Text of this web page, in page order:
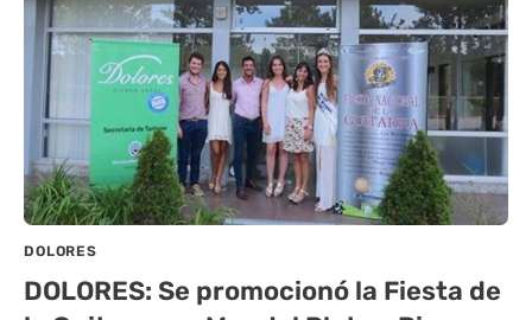
DOLORES
DOLORES: Se promocionó la Fiesta de